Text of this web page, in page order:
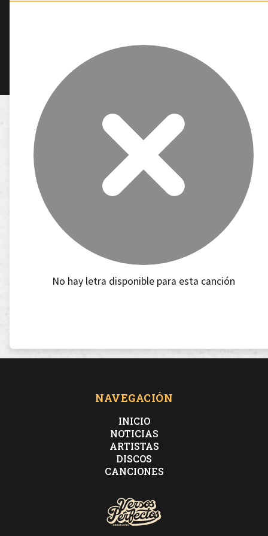
No hay letra disponible para esta canción
NAVEGACIÓN
INICIO
NOTICIAS
ARTISTAS
DISCOS
CANCIONES